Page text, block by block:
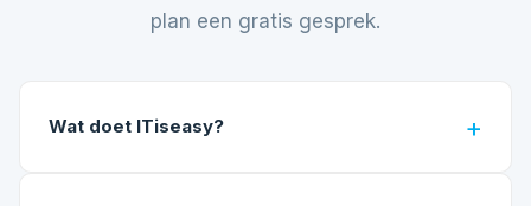
plan een gratis gesprek.
Wat doet ITiseasy?